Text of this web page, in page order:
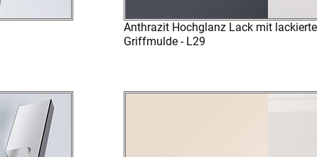
Anthrazit Hochglanz Lack mit
Griffmulde - L29